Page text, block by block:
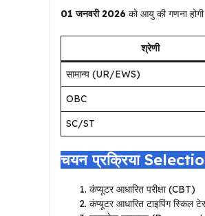
01 जनवरी 2026 को आयु की गणना
श्रेणी
सामान्य (UR/EWS)
OBC
SC/ST
चयन प्रक्रिया
कंप्यूटर आधारित परीक्षा (CBT)
कंप्यूटर आधारित टाइपिंग स्किल